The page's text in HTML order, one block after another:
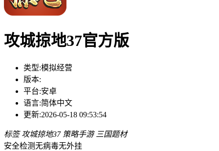
攻城掠地37官方版
类型:模拟经营
版本:
平台:安卓
语言:简体中文
更新:2026-05-18 09:53:54
标签 攻城掠地37 策略手游 三国题材
安全检测无病毒无外挂